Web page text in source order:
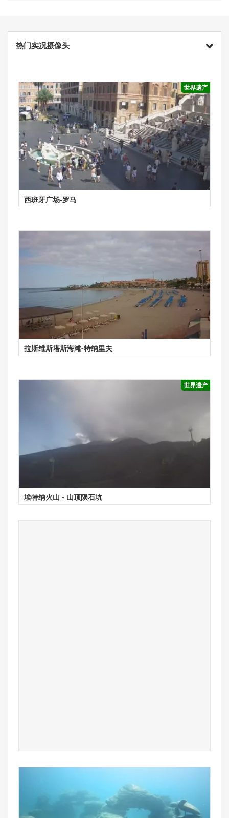
热门实况摄像头
世界遗产
西班牙广场-罗马
拉斯维斯塔斯海滩-特纳里夫
世界遗产
埃特纳火山 - 山顶陨石坑